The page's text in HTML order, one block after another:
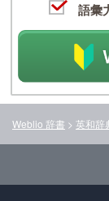
語彙
Weblio 辞書 > 英和辞